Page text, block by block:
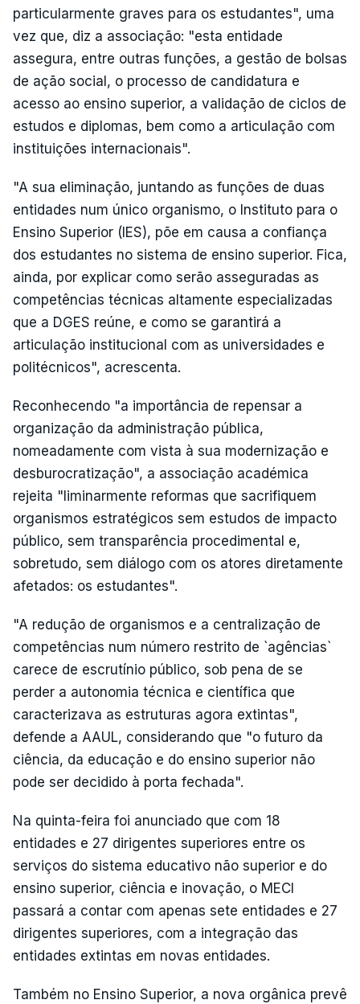
particularmente graves para os estudantes", uma
vez que, diz a associação: "esta entidade
assegura, entre outras funções, a gestão de bolsas
de ação social, o processo de candidatura e
acesso ao ensino superior, a validação de ciclos de
estudos e diplomas, bem como a articulação com
instituições internacionais".
"A sua eliminação, juntando as funções de duas
entidades num único organismo, o Instituto para o
Ensino Superior (IES), põe em causa a confiança
dos estudantes no sistema de ensino superior. Fica,
ainda, por explicar como serão asseguradas as
competências técnicas altamente especializadas
que a DGES reúne, e como se garantirá a
articulação institucional com as universidades e
politécnicos", acrescenta.
Reconhecendo "a importância de repensar a
organização da administração pública,
nomeadamente com vista à sua modernização e
desburocratização", a associação académica
rejeita "liminarmente reformas que sacrifiquem
organismos estratégicos sem estudos de impacto
público, sem transparência procedimental e,
sobretudo, sem diálogo com os atores diretamente
afetados: os estudantes".
"A redução de organismos e a centralização de
competências num número restrito de `agências`
carece de escrutínio público, sob pena de se
perder a autonomia técnica e científica que
caracterizava as estruturas agora extintas",
defende a AAUL, considerando que "o futuro da
ciência, da educação e do ensino superior não
pode ser decidido à porta fechada".
Na quinta-feira foi anunciado que com 18
entidades e 27 dirigentes superiores entre os
serviços do sistema educativo não superior e do
ensino superior, ciência e inovação, o MECI
passará a contar com apenas sete entidades e 27
dirigentes superiores, com a integração das
entidades extintas em novas entidades.
Também no Ensino Superior, a nova orgânica prevê